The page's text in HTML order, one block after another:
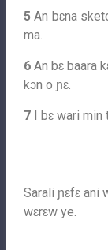
5An bɛna
ma.
6An bɛ baara
kɔn o ɲɛ.
7I bɛ wari min
Sarali ɲɛfɛ ani
wɛrɛw ye.